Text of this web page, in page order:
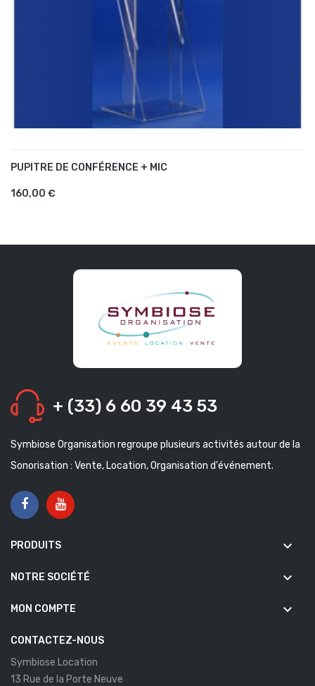
PUPITRE DE CONFÉRENCE + MIC
160,00 €
+ (33) 6 60 39 43 53
Symbiose Organisation regroupe plusieurs activités autour de la
Sonorisation : Vente, Location, Organisation d'événement.
PRODUITS keyboard_arrow_down
NOTRE SOCIÉTÉ keyboard_arrow_down
MON COMPTE keyboard_arrow_down
CONTACTEZ-NOUS
Symbiose Location
13 Rue de la Porte Neuve